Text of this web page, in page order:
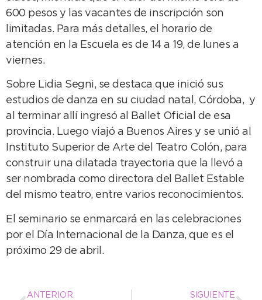
600 pesos y las vacantes de inscripción son
limitadas. Para más detalles, el horario de
atención en la Escuela es de 14 a 19, de lunes a
viernes.
Sobre Lidia Segni, se destaca que inició sus
estudios de danza en su ciudad natal, Córdoba, y
al terminar allí ingresó al Ballet Oficial de esa
provincia. Luego viajó a Buenos Aires y se unió al
Instituto Superior de Arte del Teatro Colón, para
construir una dilatada trayectoria que la llevó a
ser nombrada como directora del Ballet Estable
del mismo teatro, entre varios reconocimientos.
El seminario se enmarcará en las celebraciones
por el Día Internacional de la Danza, que es el
próximo 29 de abril.
ANTERIOR SIGUIENTE